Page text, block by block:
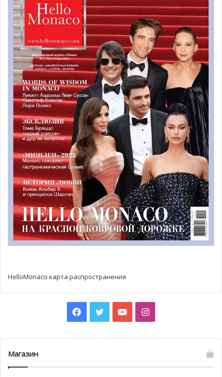
артикуляцией», — комментирует Кира Парфеевец.
Будущие звезды?
У них не было времени на отдых и развлечения, ведь
артисты приехали сюда в первую очередь работать.
«Мы взяли высокую планку, организовав плотное
расписание, но в конечном итоге, этот проект позволит
им сделать большие шаги вперед», — продолжает
руководитель проекта.
Ученики академии сотрудничали со знаменитыми
дирижерами: Лораном Кампеллоне и Коррадо
Роварисом. «Профессия оперного певца может быть
очень жестокой. Здесь мало свободных мест. Нужно
иметь талант, страсть, много работать. Но также
важным фактором является везение», — отмечает
Кира. По её словам, финальный концерт, прошедший 29
октября, был настоящим трамплином для молодых
артистов. Она пока не могла нам назвать имена, но
уверена, что многие из них скоро будут блистать на
HelloMonaco карта распространения
Facebook
TwitterYouTubeInstagram
Магазин